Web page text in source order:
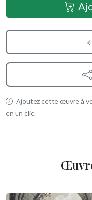
Ajoutez cette œuvre à
en un clic.